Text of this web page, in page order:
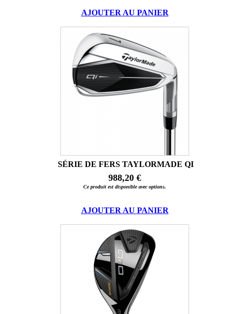
AJOUTER AU PANIER
SÉRIE DE FERS TAYLORMADE QI
988,20 €
Ce produit est disponible avec options.
AJOUTER AU PANIER